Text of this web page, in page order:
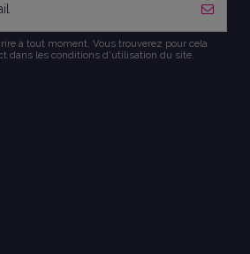
à tout moment. Vous trouverez pour cela
dans les conditions d'utilisation du site.